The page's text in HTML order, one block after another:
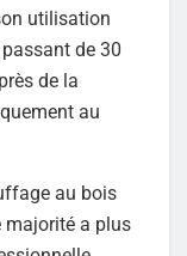
utilisation
de 30
de la
au
au bois
majorité a plus